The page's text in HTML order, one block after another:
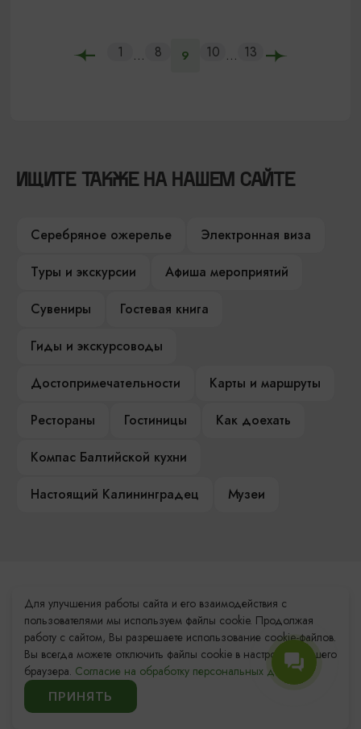
1 ... 8 9 10 ... 13
ИЩИТЕ ТАКЖЕ НА НАШЕМ САЙТЕ
Серебряное ожерелье
Электронная виза
Туры и экскурсии
Афиша мероприятий
Сувениры
Гостевая книга
Гиды и экскурсоводы
Достопримечательности
Карты и маршруты
Рестораны
Гостиницы
Как доехать
Компас Балтийской кухни
Настоящий Калининградец
Музеи
Контакты Туристского
информационного центра
+7 (4012) 555-200
8 (800) 200-55-39
info@visit-kaliningrad.ru
Для улучшения работы сайта и его взаимодействия с
пользователями мы используем файлы cookie. Продолжая
работу с сайтом, Вы разрешаете использование cookie-файлов.
Вы всегда можете отключить файлы cookie в настройках Вашего
браузера. Согласие на обработку персональных данных.
ПРИНЯТЬ